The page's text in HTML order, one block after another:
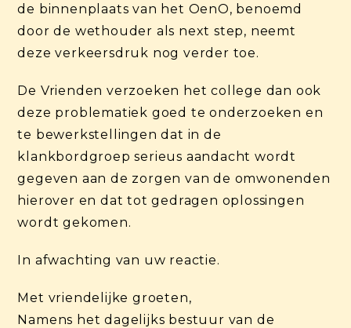
de binnenplaats van het OenO, benoemd
door de wethouder als next step, neemt
deze verkeersdruk nog verder toe.
De Vrienden verzoeken het college dan ook
deze problematiek goed te onderzoeken en
te bewerkstellingen dat in de
klankbordgroep serieus aandacht wordt
gegeven aan de zorgen van de omwonenden
hierover en dat tot gedragen oplossingen
wordt gekomen.
In afwachting van uw reactie.
Met vriendelijke groeten,
Namens het dagelijks bestuur van de